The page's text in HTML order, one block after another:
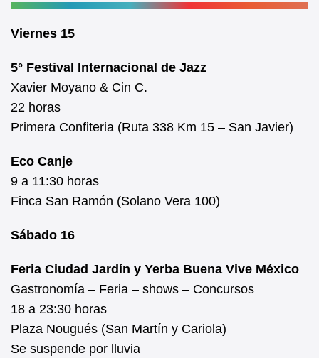
Viernes 15
5° Festival Internacional de Jazz
Xavier Moyano & Cin C.
22 horas
Primera Confiteria (Ruta 338 Km 15 – San Javier)
Eco Canje
9 a 11:30 horas
Finca San Ramón (Solano Vera 100)
Sábado 16
Feria Ciudad Jardín y Yerba Buena Vive México
Gastronomía – Feria – shows – Concursos
18 a 23:30 horas
Plaza Nougués (San Martín y Cariola)
Se suspende por lluvia